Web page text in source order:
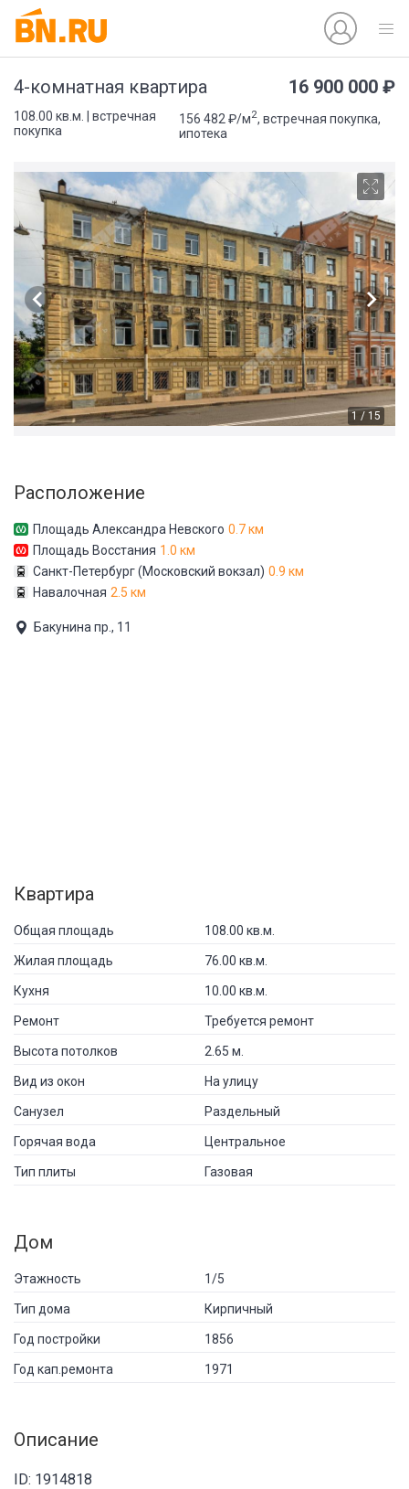
4-комнатная квартира 16 900 000 ₽
108.00 кв.м. | встречная
покупка
156 482 ₽/м2, встречная покупка,
ипотека
1 / 15
Расположение
Площадь Александра Невского 0.7 км
Площадь Восстания 1.0 км
Санкт-Петербург (Московский вокзал) 0.9 км
Навалочная 2.5 км
Бакунина пр., 11
Квартира
Общая площадь 108.00 кв.м.
Жилая площадь 76.00 кв.м.
Кухня 10.00 кв.м.
Ремонт Требуется ремонт
Высота потолков 2.65 м.
Вид из окон На улицу
Санузел Раздельный
Горячая вода Центральное
Тип плиты Газовая
Дом
Этажность 1/5
Тип дома Кирпичный
Год постройки 1856
Год кап.ремонта 1971
Описание
ID: 1914818